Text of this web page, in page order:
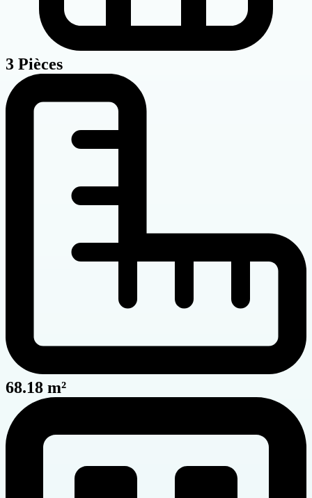
3 Pièces
68.18 m²